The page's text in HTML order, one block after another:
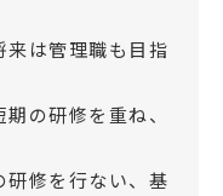
は管理職も目指
の研修を重ね、
修を行ない、基